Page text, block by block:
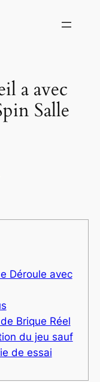
a avec
Salle
Déroule avec
Brique Réel
du jeu sauf
de essai